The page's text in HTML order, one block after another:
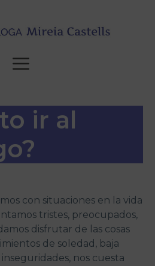
MENÚ
ir al
con situaciones en la vida
tristes, preocupados,
disfrutar de las cosas
de soledad, baja
nos cuesta